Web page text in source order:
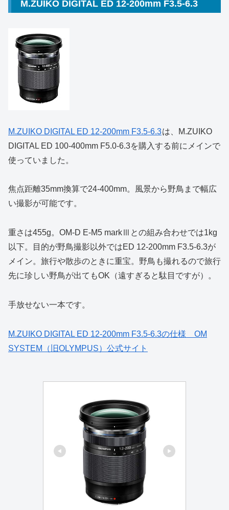
M.ZUIKO DIGITAL ED 12-200mm F3.5-6.3
M.ZUIKO DIGITAL ED 12-200mm F3.5-6.3は、M.ZUIKO
DIGITAL ED 100-400mm F5.0-6.3を購入する前にメインで
使っていました。
焦点距離35mm換算で24-400mm。風景から野鳥まで幅広
い撮影が可能です。
重さは455g。OM-D E-M5 markⅢとの組み合わせでは1kg
以下。目的が野鳥撮影以外ではED 12-200mm F3.5-6.3が
メイン。旅行や散歩のときに重宝。野鳥も撮れるので旅行
先に珍しい野鳥が出てもOK（遠すぎると駄目ですが）。
手放せない一本です。
M.ZUIKO DIGITAL ED 12-200mm F3.5-6.3の仕様 OM
SYSTEM（旧OLYMPUS）公式サイト